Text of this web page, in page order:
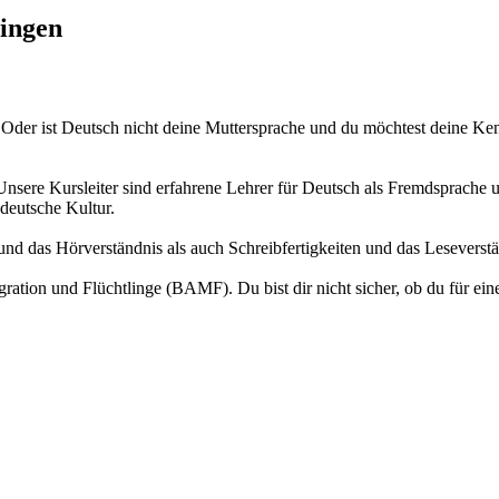
ist Deutsch nicht deine Muttersprache und du möchtest deine
Kursleiter sind erfahrene Lehrer für Deutsch als
Kultur.
das Hörverständnis als auch Schreibfertigkeiten und das
und Flüchtlinge (BAMF). Du bist dir nicht sicher, ob du für